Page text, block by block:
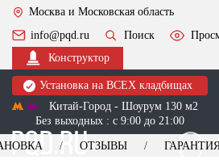
Москва и Московская область
info@pqd.ru
Поиск
Конструктор
Установка на ВСЕХ кладбищах
Китай-Город - Шоурум 130 м2
Без выходных : с 9:00 до 21:00
ОТЗЫВЫ